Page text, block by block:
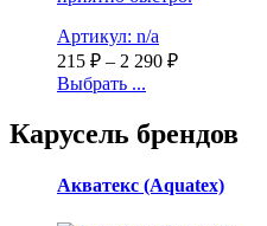
Артикул: n/a
215 ₽ – 2 290 ₽
Выбрать ...
Карусель брендов
Акватекс (Aquatex)